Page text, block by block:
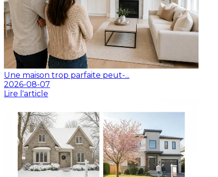
Une maison trop parfaite peut-...
2026-08-07
Lire l'article